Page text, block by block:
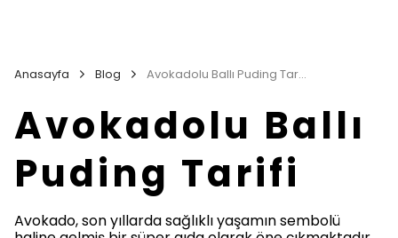
Anasayfa Blog Avokadolu Ballı Puding Tarifi
Avokadolu Ballı
Puding Tarifi
Avokado, son yıllarda sağlıklı yaşamın sembolü